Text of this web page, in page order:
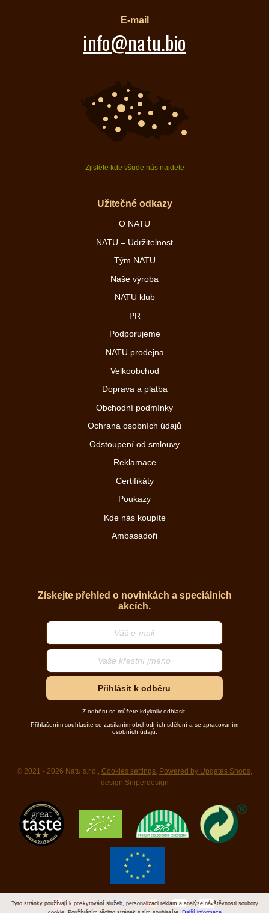
E-mail
info@natu.bio
Zjistěte kde všude nás najdete
Užitečné odkazy
O NATU
NATU = Udržitelnost
Tým NATU
Naše výroba
NATU klub
PR
Podporujeme
NATU prodejna
Velkoobchod
Doprava a platba
Obchodní podmínky
Ochrana osobních údajů
Odstoupení od smlouvy
Reklamace
Certifikáty
Poukazy
Kde nás koupíte
Ambasadoři
Získejte přehled o novinkách a speciálních
akcích.
Přihlásit k odběru
Z odběru se můžete kdykoliv odhlásit.
Přihlášením souhlasíte se zasíláním obchodních sdělení a se zpracováním
osobních údajů.
© 2021 - 2026 Natu s.r.o., Cookies settings, Powered by Upgates Shops,
design Sniperdesign
Tyto stránky používají k poskytování služeb, personalizaci reklam a analýze návštěvnosti soubory